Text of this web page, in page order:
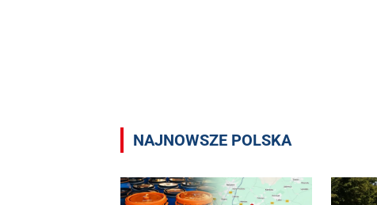
NAJNOWSZE POLSKA